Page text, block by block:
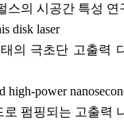
스의 시공간 특성 연
disk laser
의 극초단 고출력
high-power
펌핑되는 고출력